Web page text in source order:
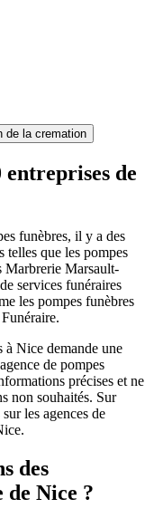
de la cremation
de
funèbres, il y a des
telles que les pompes
Marbrerie Marsault-
services funéraires
les pompes funèbres
à Nice demande une
de pompes
précises et ne
non souhaités. Sur
les agences de
des
Nice ?